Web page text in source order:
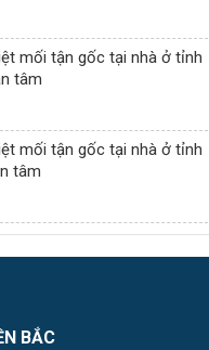
mối tận gốc tại nhà ở tỉnh
tâm
mối tận gốc tại nhà ở tỉnh
tâm
BẮC